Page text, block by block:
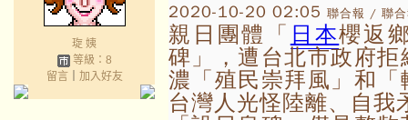
琁 姨
等級：8
留言｜ 加入好友
2020-10-20 02:05 聯合報 / 聯
親日團體「 日本櫻返
碑」，遭台北市政府
濃「殖民崇拜風」和
台灣人光怪陸離、自我